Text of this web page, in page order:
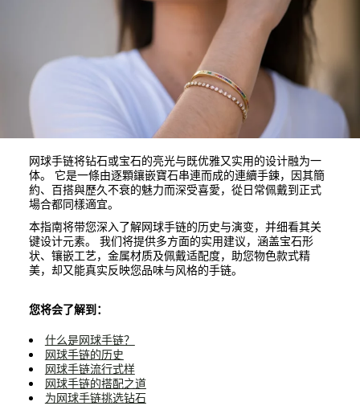
网球手链将钻石或宝石的亮光与既优雅又实用的设计融为一
体。 它是一條由逐顆鑲嵌寶石串連而成的連續手鍊，因其簡
約、百搭與歷久不衰的魅力而深受喜愛，從日常佩戴到正式
場合都同樣適宜。
本指南将带您深入了解网球手链的历史与演变，并细看其关
键设计元素。 我们将提供多方面的实用建议，涵盖宝石形
状、镶嵌工艺，金属材质及佩戴适配度，助您物色款式精
美，却又能真实反映您品味与风格的手链。
您将会了解到：
什么是网球手链？
网球手链的历史
网球手链流行式样
网球手链的搭配之道
为网球手链挑选钻石